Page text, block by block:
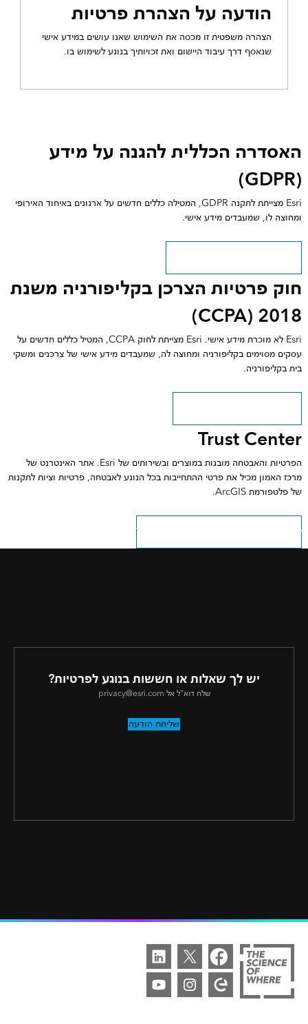
הודעה על הצהרת פרטיות
הצהרה משפטית זו מכסה את השימוש שאנו עושים במידע אישי
שנאסף דרך עיבוד היישום ואת זכויותיך בנוגע לשימוש בו.
האסדרה הכללית להגנה על מידע
(GDPR)
Esri מצייתת לתקנה GDPR, המטילה כללים חדשים על ארגונים באיחוד האירופי
ומחוצה לו, שמעבדים מידע אישי.
חוק פרטיות הצרכן בקליפורניה משנת
2018 (CCPA)
Esri לא מוכרת מידע אישי. Esri מצייתת לחוק CCPA, המטיל כללים חדשים על
עסקים מסוימים בקליפורניה ומחוצה לה, שמעבדים מידע אישי של צרכנים ומשקי
בית בקליפורניה.
Trust Center
הפרטיות והאבטחה מובנות במוצרים ובשירותים של Esri. אתר האינטרנט של
מרכז האמון מכיל את פרטי ההתחייבות בכל הנוגע לאבטחה, פרטיות וציות לתקנות
של פלטפורמת ArcGIS.
למידע נוסף, בקר באתר Trust.ArcGIS.com
יש לך שאלות או חששות בנוגע לפרטיות?
שלח דוא"ל אל privacy@esri.com
שליחת הודעה